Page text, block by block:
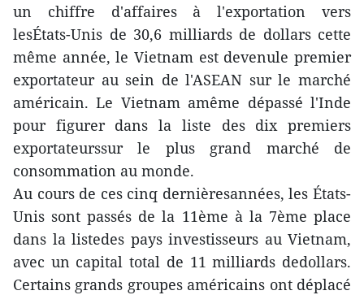
un chiffre d'affaires à l'exportation vers
lesÉtats-Unis de 30,6 milliards de dollars cette
même année, le Vietnam est devenule premier
exportateur au sein de l'ASEAN sur le marché
américain. Le Vietnam amême dépassé l'Inde
pour figurer dans la liste des dix premiers
exportateurssur le plus grand marché de
consommation au monde.
Au cours de ces cinq dernièresannées, les États-
Unis sont passés de la 11ème à la 7ème place
dans la listedes pays investisseurs au Vietnam,
avec un capital total de 11 milliards dedollars.
Certains grands groupes américains ont déplacé